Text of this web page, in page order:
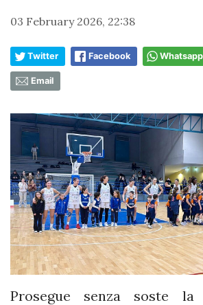
03 February 2026, 22:38
Twitter Facebook Whatsapp
Email
Prosegue senza soste